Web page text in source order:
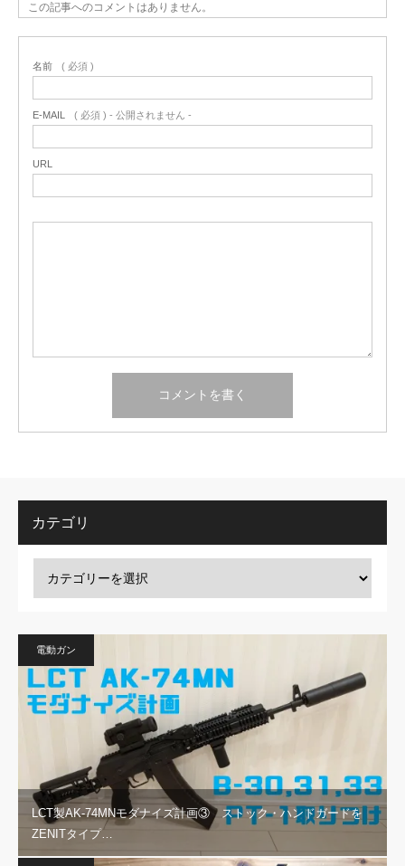
この記事へのコメントはありません。
名前 ( 必須 )
E-MAIL ( 必須 ) - 公開されません -
URL
カテゴリ
電動ガン
LCT製AK-74MNモダナイズ計画③ ストック・ハンドガードを
ZENITタイプ…